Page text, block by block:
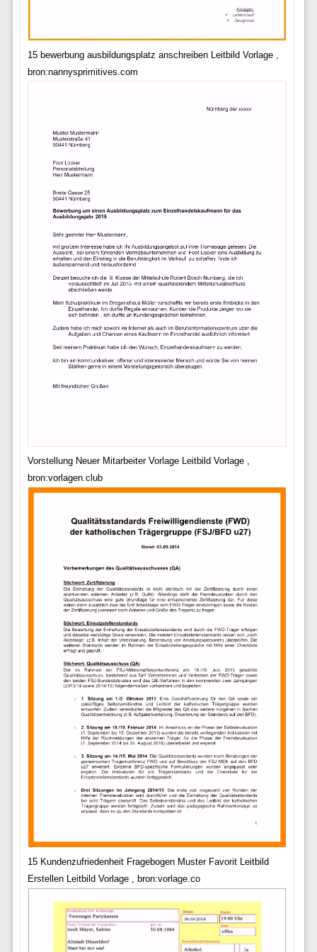
15 bewerbung ausbildungsplatz anschreiben Leitbild Vorlage ,
bron:nannysprimitives.com
Vorstellung Neuer Mitarbeiter Vorlage Leitbild Vorlage ,
bron:vorlagen.club
15 Kundenzufriedenheit Fragebogen Muster Favorit Leitbild
Erstellen Leitbild Vorlage , bron:vorlage.co